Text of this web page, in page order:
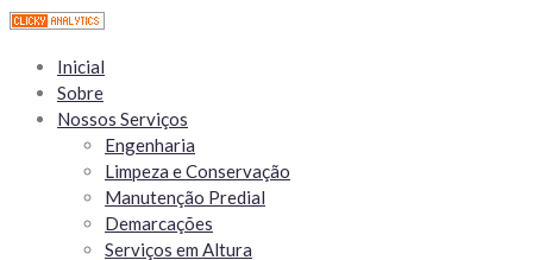
Inicial
Sobre
Nossos Serviços
Engenharia
Limpeza e Conservação
Manutenção Predial
Demarcações
Serviços em Altura